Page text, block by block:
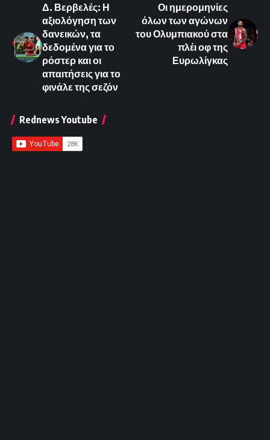
Δ. Βερβελές: Η
αξιολόγηση των
δανεικών, τα
δεδομένα για το
ρόστερ και οι
απαιτήσεις για το
φινάλε της σεζόν
Οι ημερομηνίες
όλων των αγώνων
του Ολυμπιακού στα
πλέι οφ της
Ευρωλίγκας
Rednews Youtube